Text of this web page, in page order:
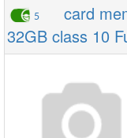
5
card
32GB class 10